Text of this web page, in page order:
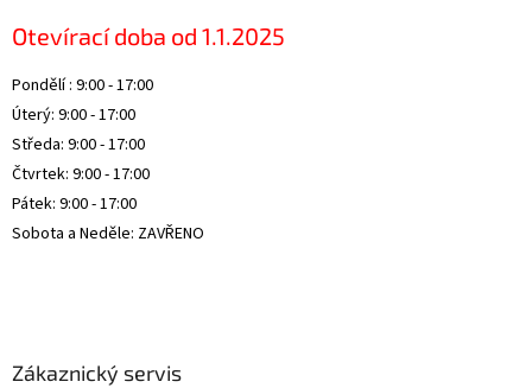
Otevírací doba od 1.1.2025
Pondělí : 9:00 - 17:00
Úterý: 9:00 - 17:00
Středa: 9:00 - 17:00
Čtvrtek: 9:00 - 17:00
Pátek: 9:00 - 17:00
Sobota a Neděle: ZAVŘENO
Zákaznický servis